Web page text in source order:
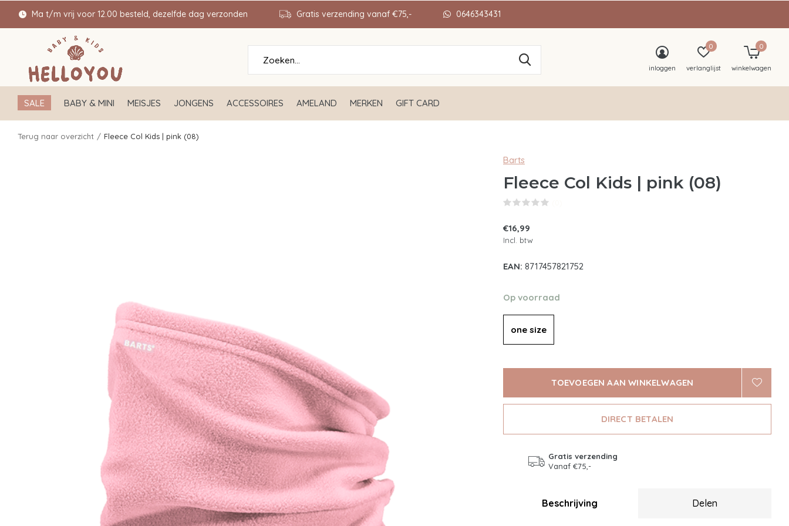
SALE BABY & MINI MEISJES JONGENS ACCESSOIRES AMELAND MERKEN GIFT CARD
inloggen verlanglijst
0
winkelwagen
0
Ma t/m vrij voor 12.00 besteld, dezelfde dag verzonden Gratis verzending vanaf €75,- 0646343431
Terug naar overzicht Fleece Col Kids | pink (08)
Barts
Fleece Col Kids | pink (08)
€16,99
Incl. btw
EAN: 8717457821752
Op voorraad
one size
TOEVOEGEN AAN WINKELWAGEN
DIRECT BETALEN
Gratis verzending
Vanaf €75,-
Beschrijving Delen